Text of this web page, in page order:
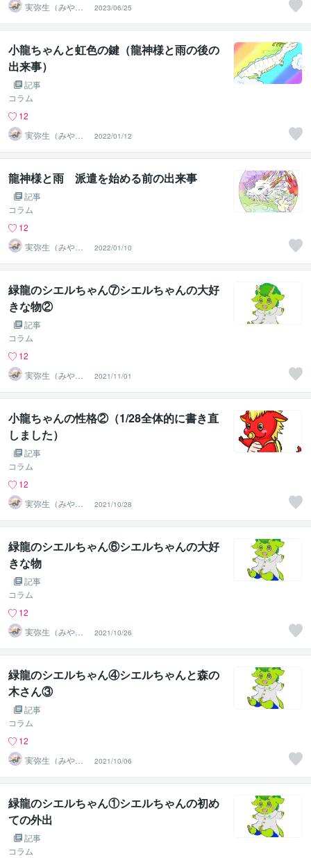
実弥生（みや
の）
2023/06/25
小龍ちゃんと虹色の鍵（龍神様と雨の後の
出来事）
記事
コラム
12
実弥生（みや
の）
2022/01/12
龍神様と雨 派遣を始める前の出来事
記事
コラム
12
実弥生（みや
の）
2022/01/10
緑龍のシエルちゃん⑦シエルちゃんの大好
きな物②
記事
コラム
12
実弥生（みや
の）
2021/11/01
小龍ちゃんの性格②（1/28全体的に書き直
しました）
記事
コラム
12
実弥生（みや
の）
2021/10/28
緑龍のシエルちゃん⑥シエルちゃんの大好
きな物
記事
コラム
12
実弥生（みや
の）
2021/10/26
緑龍のシエルちゃん④シエルちゃんと森の
木さん③
記事
コラム
12
実弥生（みや
の）
2021/10/06
緑龍のシエルちゃん①シエルちゃんの初め
ての外出
記事
コラム